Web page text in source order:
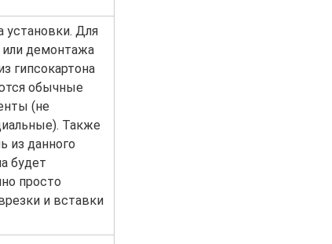
установки. Для
демонтажа
гипсокартона
обычные
(не
Также
из данного
будет
просто
и вставки